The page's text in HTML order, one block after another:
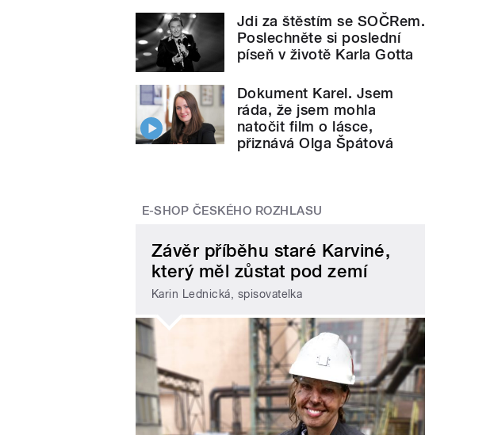
Jdi za štěstím se SOČRem.
Poslechněte si poslední
píseň v životě Karla Gotta
Dokument Karel. Jsem
ráda, že jsem mohla
natočit film o lásce,
přiznává Olga Špátová
E-SHOP ČESKÉHO ROZHLASU
Závěr příběhu staré Karviné,
který měl zůstat pod zemí
Karin Lednická, spisovatelka